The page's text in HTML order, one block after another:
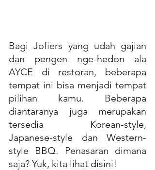
Bagi Jofiers yang udah gajian
dan pengen nge-hedon ala
AYCE di restoran, beberapa
tempat ini bisa menjadi tempat
pilihan kamu. Beberapa
diantaranya juga merupakan
tersedia Korean-style,
Japanese-style dan Western-
style BBQ. Penasaran dimana
saja? Yuk, kita lihat disini!